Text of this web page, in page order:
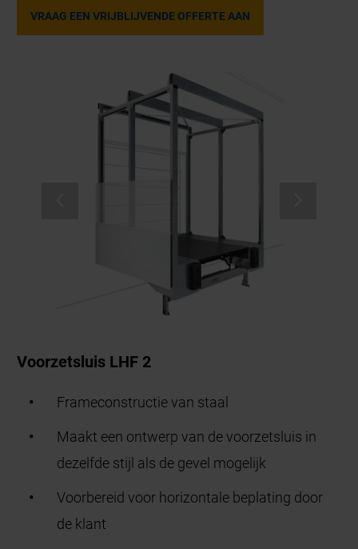
VRAAG EEN VRIJBLIJVENDE OFFERTE AAN
Voorzetsluis LHF 2
Frameconstructie van staal
Maakt een ontwerp van de voorzetsluis in
dezelfde stijl als de gevel mogelijk
Voorbereid voor horizontale beplating door
de klant